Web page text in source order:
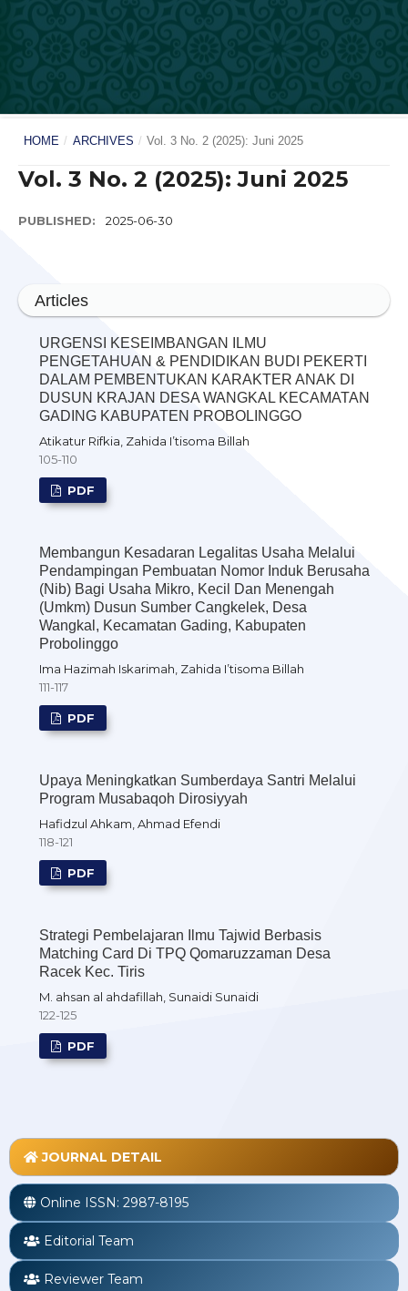
HOME / ARCHIVES / Vol. 3 No. 2 (2025): Juni 2025
Vol. 3 No. 2 (2025): Juni 2025
PUBLISHED: 2025-06-30
Articles
URGENSI KESEIMBANGAN ILMU
PENGETAHUAN & PENDIDIKAN BUDI PEKERTI
DALAM PEMBENTUKAN KARAKTER ANAK DI
DUSUN KRAJAN DESA WANGKAL KECAMATAN
GADING KABUPATEN PROBOLINGGO
Atikatur Rifkia, Zahida I’tisoma Billah
105-110
PDF
Membangun Kesadaran Legalitas Usaha Melalui
Pendampingan Pembuatan Nomor Induk Berusaha
(Nib) Bagi Usaha Mikro, Kecil Dan Menengah
(Umkm) Dusun Sumber Cangkelek, Desa
Wangkal, Kecamatan Gading, Kabupaten
Probolinggo
Ima Hazimah Iskarimah, Zahida I’tisoma Billah
111-117
PDF
Upaya Meningkatkan Sumberdaya Santri Melalui
Program Musabaqoh Dirosiyyah
Hafidzul Ahkam, Ahmad Efendi
118-121
PDF
Strategi Pembelajaran Ilmu Tajwid Berbasis
Matching Card Di TPQ Qomaruzzaman Desa
Racek Kec. Tiris
M. ahsan al ahdafillah, Sunaidi Sunaidi
122-125
PDF
JOURNAL DETAIL
Online ISSN: 2987-8195
Editorial Team
Reviewer Team